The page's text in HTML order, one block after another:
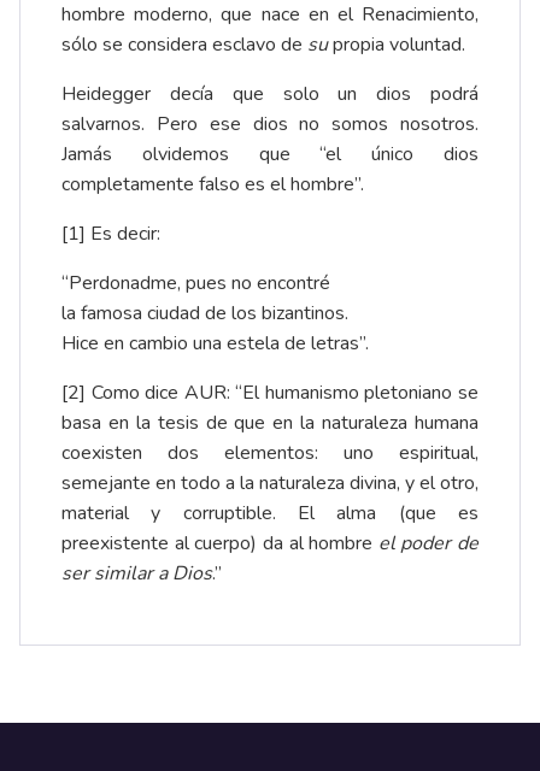
hombre moderno, que nace en el Renacimiento,
sólo se considera esclavo de supropia voluntad.
Heidegger decía que solo un dios podrá
salvarnos. Pero ese dios no somos nosotros.
Jamás olvidemos que “el único dios
completamente falso es el hombre”.
[1] Es decir:
“Perdonadme, pues no encontré
la famosa ciudad de los bizantinos.
Hice en cambio una estela de letras”.
[2] Como dice AUR: “El humanismo pletoniano se
basa en la tesis de que en la naturaleza humana
coexisten dos elementos: uno espiritual,
semejante en todo a la naturaleza divina, y el otro,
material y corruptible. El alma (que es
preexistente al cuerpo) da al hombre el poder de
ser similar a Dios.”